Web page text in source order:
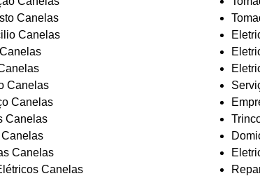
Canelas
Canelas
Canelas
Canelas
Canelas
Canelas
Canelas
Canelas